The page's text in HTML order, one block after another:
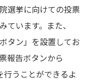
選挙に向けての投票
ています。また、
タン」を設置してお
報告ボタンから
うことができるよ